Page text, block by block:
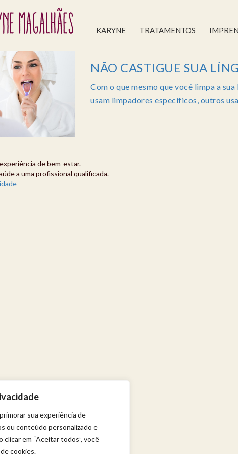
sua experiência de
ou conteúdo personalizado e
em “Aceitar todos”, você
cookies.
KARYNE TRATAMENTOS
NÃO CASTIGUE SUA
Com o que mesmo que você limpa a
usam limpadores específicos, outros
de bem-estar.
a uma profissional qualificada.